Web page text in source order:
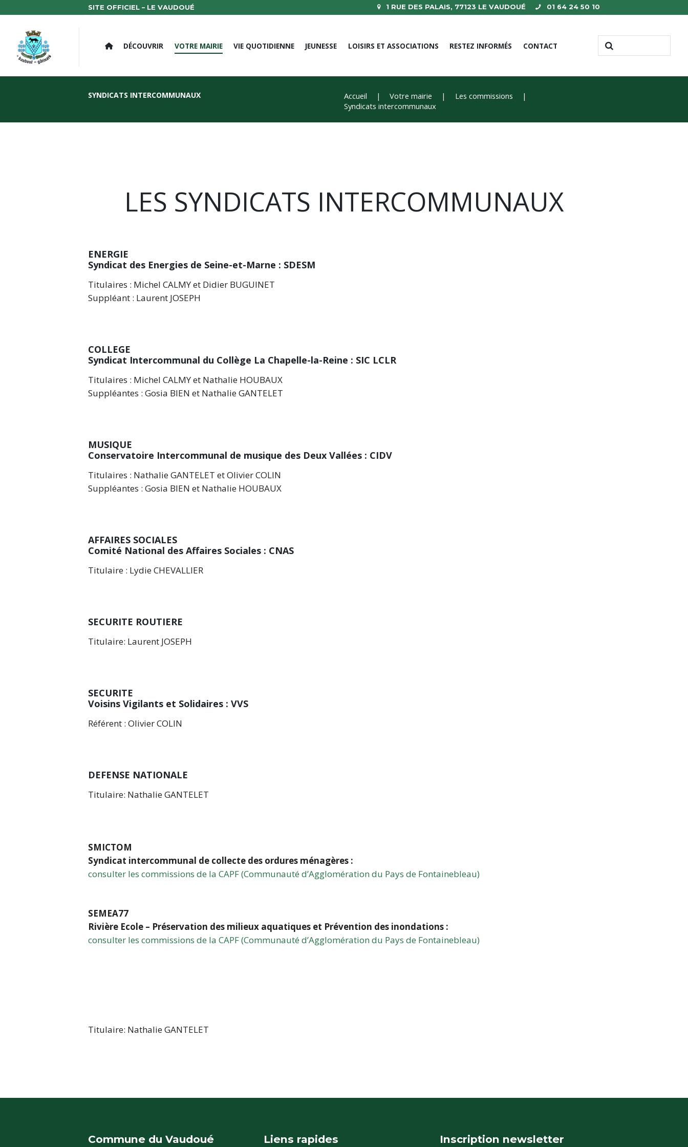
SITE OFFICIEL – LE VAUDOUÉ 1 RUE DES PALAIS, 77123 LE VAUDOUÉ 01 64 24 50 10
DÉCOUVRIR VOTRE MAIRIE VIE QUOTIDIENNE JEUNESSE LOISIRS ET ASSOCIATIONS RESTEZ INFORMÉS CONTACT
SYNDICATS INTERCOMMUNAUX Accueil Votre mairie
Les commissions
Syndicats intercommunaux
LES SYNDICATS INTERCOMMUNAUX
ENERGIE
Syndicat des Energies de Seine-et-Marne : SDESM
Titulaires : Michel CALMY et Didier BUGUINET
Suppléant : Laurent JOSEPH
COLLEGE
Syndicat Intercommunal du Collège La Chapelle-la-Reine : SIC LCLR
Titulaires : Michel CALMY et Nathalie HOUBAUX
Suppléantes : Gosia BIEN et Nathalie GANTELET
MUSIQUE
Conservatoire Intercommunal de musique des Deux Vallées : CIDV
Titulaires : Nathalie GANTELET et Olivier COLIN
Suppléantes : Gosia BIEN et Nathalie HOUBAUX
AFFAIRES SOCIALES
Comité National des Affaires Sociales : CNAS
Titulaire : Lydie CHEVALLIER
SECURITE ROUTIERE
Titulaire: Laurent JOSEPH
SECURITE
Voisins Vigilants et Solidaires : VVS
Référent : Olivier COLIN
DEFENSE NATIONALE
Titulaire: Nathalie GANTELET
SMICTOM
Syndicat intercommunal de collecte des ordures ménagères :
consulter les commissions de la CAPF (Communauté d’Agglomération du Pays de Fontainebleau)
SEMEA77
Rivière Ecole – Préservation des milieux aquatiques et Prévention des inondations :
consulter les commissions de la CAPF (Communauté d’Agglomération du Pays de Fontainebleau)
Titulaire: Nathalie GANTELET
Commune du Vaudoué Liens rapides Inscription newsletter